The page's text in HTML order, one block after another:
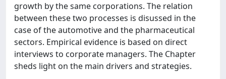
growth by the same corporations. The relation
between these two processes is disussed in the
case of the automotive and the pharmaceutical
sectors. Empirical evidence is based on direct
interviews to corporate managers. The Chapter
sheds light on the main drivers and strategies.